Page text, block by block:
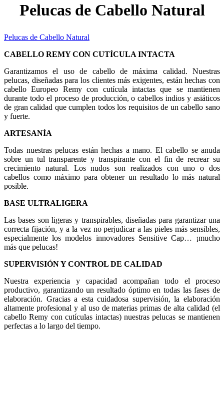
Pelucas de Cabello Natural
Pelucas de Cabello Natural
CABELLO REMY CON CUTÍCULA INTACTA
Garantizamos el uso de cabello de máxima calidad. Nuestras
pelucas, diseñadas para los clientes más exigentes, están hechas con
cabello Europeo Remy con cutícula intactas que se mantienen
durante todo el proceso de producción, o cabellos indios y asiáticos
de gran calidad que cumplen todos los requisitos de un cabello sano
y fuerte.
ARTESANÍA
Todas nuestras pelucas están hechas a mano. El cabello se anuda
sobre un tul transparente y transpirante con el fin de recrear su
crecimiento natural. Los nudos son realizados con uno o dos
cabellos como máximo para obtener un resultado lo más natural
posible.
BASE ULTRALIGERA
Las bases son ligeras y transpirables, diseñadas para garantizar una
correcta fijación, y a la vez no perjudicar a las pieles más sensibles,
especialmente los modelos innovadores Sensitive Cap… ¡mucho
más que pelucas!
SUPERVISIÓN Y CONTROL DE CALIDAD
Nuestra experiencia y capacidad acompañan todo el proceso
productivo, garantizando un resultado óptimo en todas las fases de
elaboración. Gracias a esta cuidadosa supervisión, la elaboración
altamente profesional y al uso de materias primas de alta calidad (el
cabello Remy con cutículas intactas) nuestras pelucas se mantienen
perfectas a lo largo del tiempo.